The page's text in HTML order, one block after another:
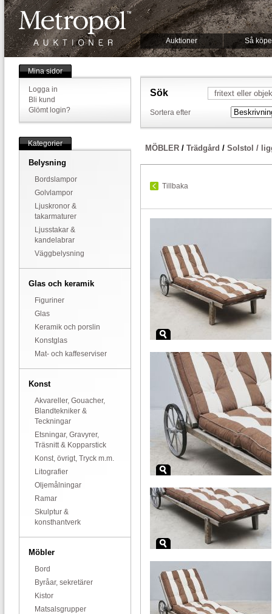
Auktioner Så
Mina sidor
Logga in
Bli kund
Glömt login?
Kategorier
Belysning
Bordslampor
Golvlampor
Ljuskronor &
takarmaturer
Ljusstakar &
kandelabrar
Väggbelysning
Glas och keramik
Figuriner
Glas
Keramik och porslin
Konstglas
Mat- och kaffeserviser
Konst
Akvareller, Gouacher,
Blandtekniker &
Teckningar
Etsningar, Gravyrer,
Träsnitt & Kopparstick
Konst, övrigt, Tryck m.m.
Litografier
Oljemålningar
Ramar
Skulptur &
konsthantverk
Möbler
Bord
Byråar, sekretärer
Kistor
Matsalsgrupper
Sök
Sortera efter
MÖBLER / Trädgård / Solstol /
Tillbaka